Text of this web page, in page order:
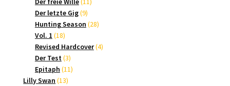
Der letzte Gig 99
Produkte
Hunting Season 2828
Vol. 1 1818
Produkte
Revised Hardcover 44
Der Test 33
Produkte
Epitaph 1111
Lilly Swan 1313